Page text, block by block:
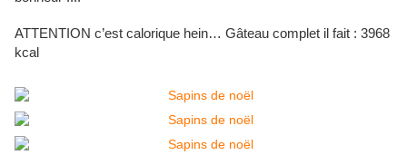
ATTENTION c’est calorique hein… Gâteau complet il fait : 3968
kcal